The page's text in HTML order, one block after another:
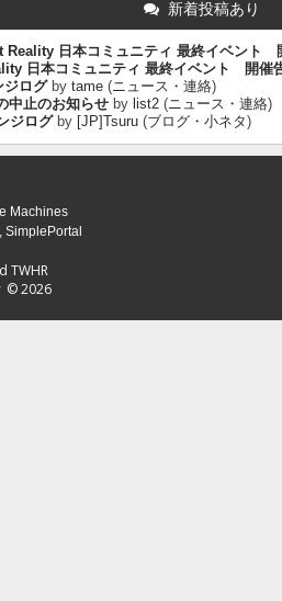
新着投稿あり
Reality 日本コミュニティ 最終イベント
日本コミュニティ 最終イベント 開催
ジログbytame (ニュース・連絡)
中止のお知らせ by list2 (ニュース・連絡)
ジログby [JP]Tsuru (ブログ・小ネタ )
Machines
TWHR
© 2026